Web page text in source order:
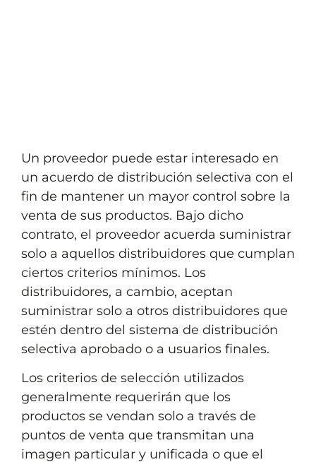
Un proveedor puede estar interesado en
un acuerdo de distribución selectiva con el
fin de mantener un mayor control sobre la
venta de sus productos. Bajo dicho
contrato, el proveedor acuerda suministrar
solo a aquellos distribuidores que cumplan
ciertos criterios mínimos. Los
distribuidores, a cambio, aceptan
suministrar solo a otros distribuidores que
estén dentro del sistema de distribución
selectiva aprobado o a usuarios finales.
Los criterios de selección utilizados
generalmente requerirán que los
productos se vendan solo a través de
puntos de venta que transmitan una
imagen particular y unificada o que el